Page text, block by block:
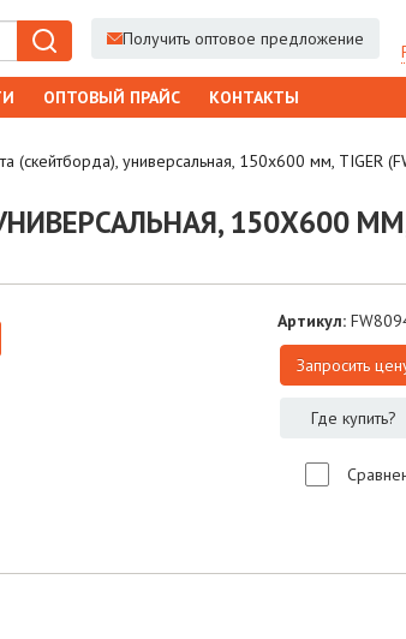
Получить оптовое предложение
ОПТОВЫЙ ПРАЙС КОНТАКТЫ
(скейтборда), универсальная, 150x600 мм, TIGER
150X600 ММ,
Артикул:
Запросить
Где купить?